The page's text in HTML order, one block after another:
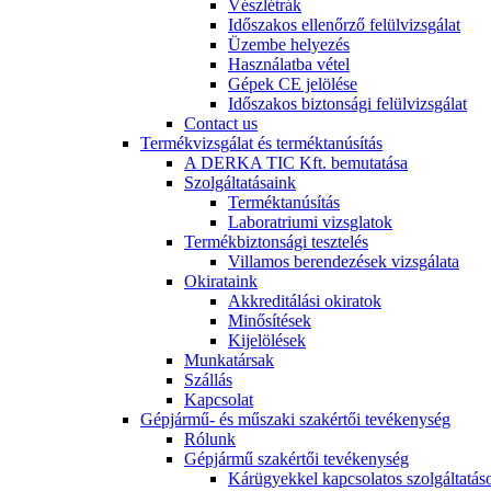
Vészlétrák
Időszakos ellenőrző felülvizsgálat
Üzembe helyezés
Használatba vétel
Gépek CE jelölése
Időszakos biztonsági felülvizsgálat
Contact us
Termékvizsgálat és terméktanúsítás
A DERKA TIC Kft. bemutatása
Szolgáltatásaink
Terméktanúsítás
Laboratriumi vizsglatok
Termékbiztonsági tesztelés
Villamos berendezések vizsgálata
Okirataink
Akkreditálási okiratok
Minősítések
Kijelölések
Munkatársak
Szállás
Kapcsolat
Gépjármű- és műszaki szakértői tevékenység
Rólunk
Gépjármű szakértői tevékenység
Kárügyekkel kapcsolatos